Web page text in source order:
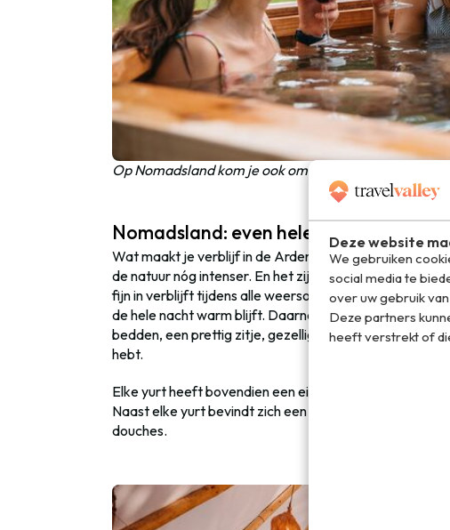
Deze website
We gebruiken
social media te
over uw gebruik
Deze partners
heeft verstrekt of
Op Nomadsland kom je ook om te ontspannen, dat
Nomadsland: even helemaal weg in je
Wat maakt je verblijf in de Ardennen nog mooier?
de natuur nóg intenser. En het zijn échte yurts,
fijn in verblijft tijdens alle weersomstandigheden. De
de hele nacht warm blijft. Daarnaast zijn de tenten
bedden, een prettig zitje, gezellige aankleding en
hebt.
Elke yurt heeft bovendien een eigen houtkachel,
Naast elke yurt bevindt zich een droog-wc. Op het
douches.